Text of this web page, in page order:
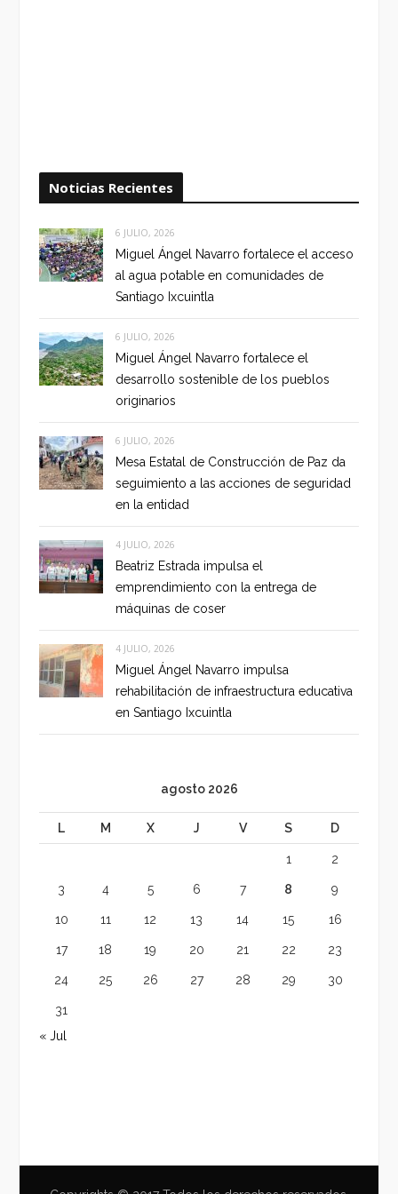
Noticias Recientes
6 JULIO, 2026
Miguel Ángel Navarro fortalece el acceso
al agua potable en comunidades de
Santiago Ixcuintla
6 JULIO, 2026
Miguel Ángel Navarro fortalece el
desarrollo sostenible de los pueblos
originarios
6 JULIO, 2026
Mesa Estatal de Construcción de Paz da
seguimiento a las acciones de seguridad
en la entidad
4 JULIO, 2026
Beatriz Estrada impulsa el
emprendimiento con la entrega de
máquinas de coser
4 JULIO, 2026
Miguel Ángel Navarro impulsa
rehabilitación de infraestructura educativa
en Santiago Ixcuintla
agosto 2026
L M X J V S D
1 2
3 4 5 6 7 8 9
10 11 12 13 14 15 16
17 18 19 20 21 22 23
24 25 26 27 28 29 30
31
« Jul